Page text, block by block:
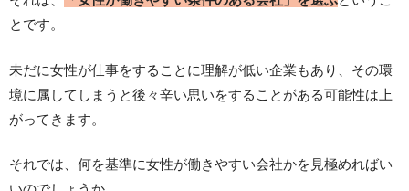
とです。
未だに女性が仕事をすることに理解が低い企業もあり、その環
境に属してしまうと後々辛い思いをすることがある可能性は上
がってきます。
それでは、何を基準に女性が働きやすい会社かを見極めればい